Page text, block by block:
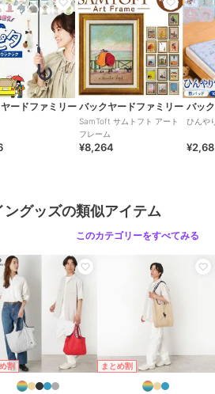
摩擦、水漏れなどによる色落ちや色移り
扱いの際は、商品やパッケージなどに記
ンションタグ、ご使用上の注意事項など
目的以外にはご使用にならないで下さ
により、画像と実物の色の違いがある場
います。
返し 引っ越し祝い 新生活 お祝い 内祝い
本製 soil ソイル 傘ケース かさケース ア
ヤードファミリー
クヤードファミリー
イングッズ ／ レインコー
イングッズ
ー
ードファミリー バックヤードファミリー
SamToft サムトフト アート
フレーム
¥8,264
バッ
ひんや
グッズの類似アイテム
このカテゴリーをすべてみる
割 まとめ割